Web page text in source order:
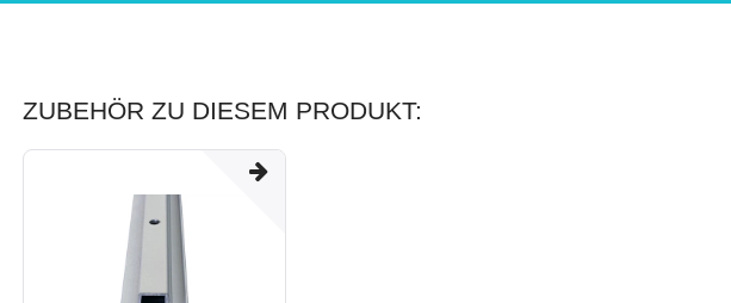
ZUBEHÖR ZU DIESEM PRODUKT: